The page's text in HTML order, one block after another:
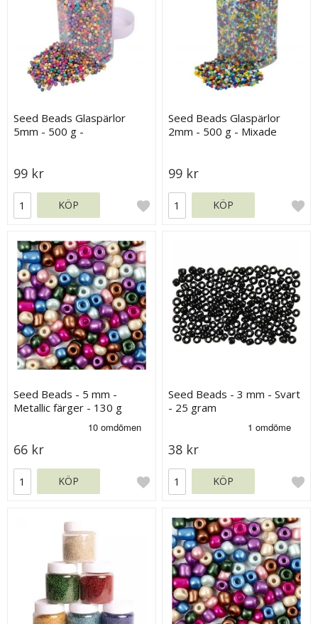
Seed Beads Glaspärlor
5mm - 500 g -
99 kr
KÖP
Seed Beads Glaspärlor
2mm - 500 g - Mixade
99 kr
KÖP
Seed Beads - 5 mm -
Metallic färger - 130 g
66 kr
KÖP
Seed Beads - 3 mm - Svart
- 25 gram
38 kr
KÖP